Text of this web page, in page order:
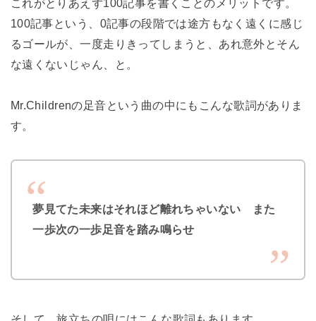
これがとりあえず100記事を書くことのメリットです。
100記事という、0記事の段階では途方もなく遠くに感じ
るゴールが、一度走りきってしまうと、あれ意外とそん
な遠くないじゃん、と。
Mr.Childrenの足音という曲の中にもこんな歌詞がありま
す。
夢見てた未来はそれほど離れちゃいない また
一歩次の一歩足音を踏み鳴らせ